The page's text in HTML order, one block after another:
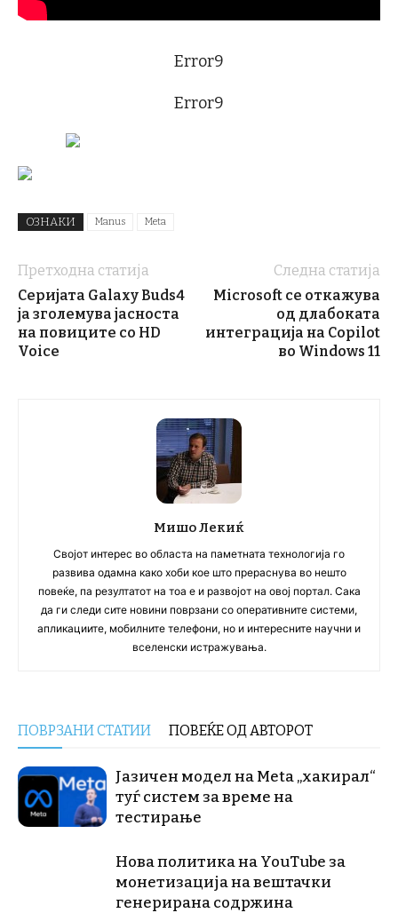
Error9
Error9
ОЗНАКИ Manus Meta
Претходна статија
Серијата Galaxy Buds4
ја зголемува јасноста
на повиците со HD
Voice
Следна статија
Microsoft се откажува
од длабоката
интеграција на Copilot
во Windows 11
Мишо Лекиќ
Својот интерес во областа на паметната технологија го
развива одамна како хоби кое што прераснува во нешто
повеќе, па резултатот на тоа е и развојот на овој портал. Сака
да ги следи сите новини поврзани со оперативните системи,
апликациите, мобилните телефони, но и интересните научни и
вселенски истражувања.
ПОВРЗАНИ СТАТИИ ПОВЕЌЕ ОД АВТОРОТ
Јазичен модел на Meta „хакирал“
туѓ систем за време на
тестирање
Нова политика на YouTube за
монетизација на вештачки
генерирана содржина